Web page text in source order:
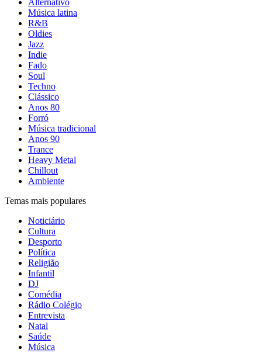
Alternativo
Música latina
R&B
Oldies
Jazz
Indie
Fado
Soul
Techno
Clássico
Anos 80
Forró
Música tradicional
Anos 90
Trance
Heavy Metal
Chillout
Ambiente
Temas mais populares
Noticiário
Cultura
Desporto
Política
Religião
Infantil
DJ
Comédia
Rádio Colégio
Entrevista
Natal
Saúde
Música